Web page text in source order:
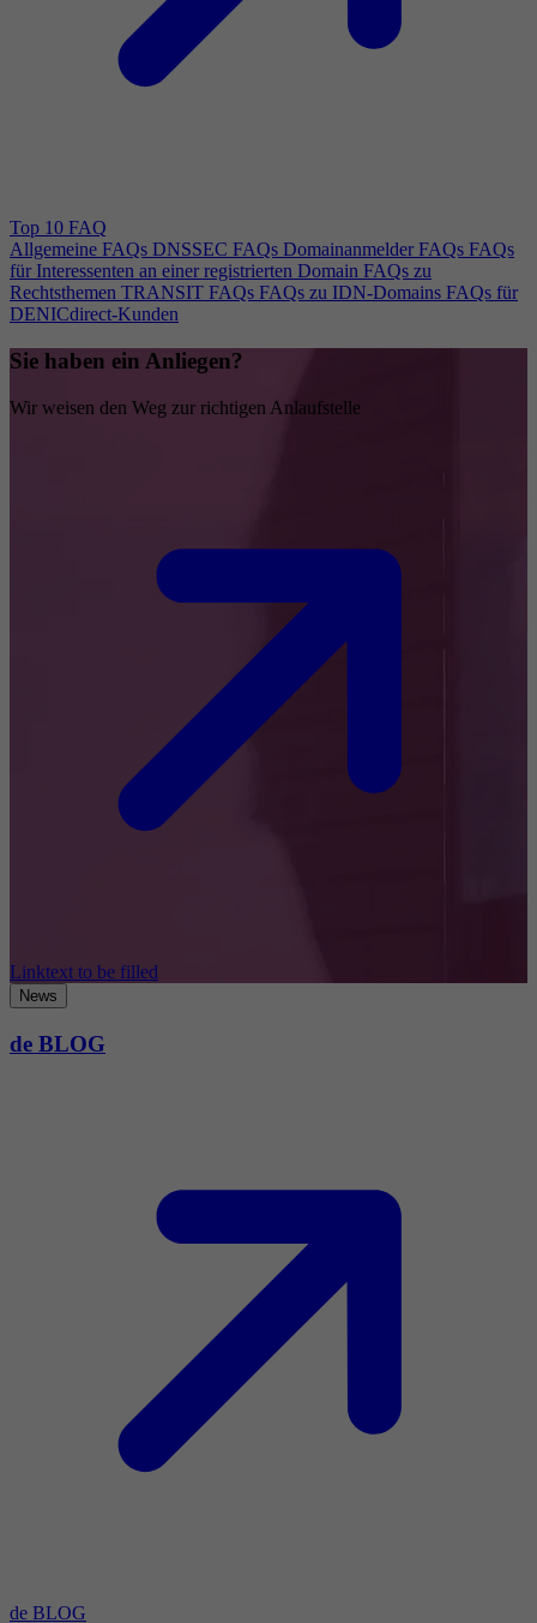
Top 10 FAQ
Allgemeine FAQs DNSSEC FAQs Domainanmelder FAQs FAQs
für Interessenten an einer registrierten Domain FAQs zu
Rechtsthemen TRANSIT FAQs FAQs zu IDN-Domains FAQs für
DENICdirect-Kunden
Sie haben ein Anliegen?
Wir weisen den Weg zur richtigen Anlaufstelle
Linktext to be filled
News
de BLOG
de BLOG